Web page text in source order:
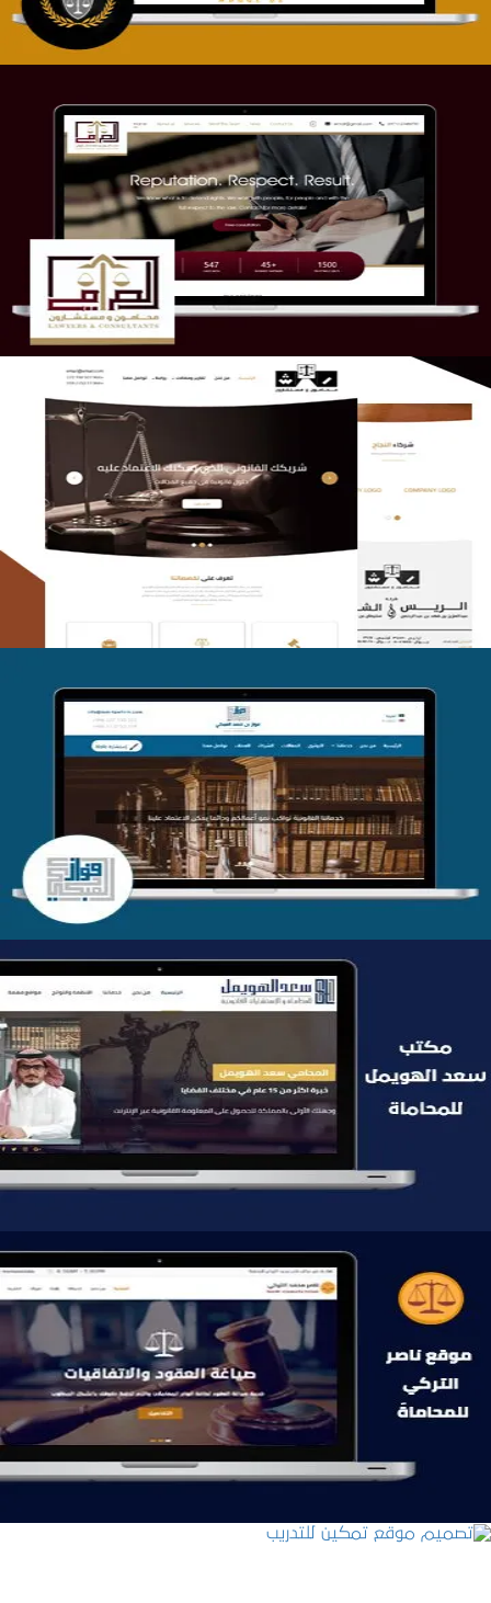
موقع الصرامي للمحاماة
التفاصيل
الريس والشعلان للمحاماة
التفاصيل
موقع فواز المبكي للمحاماة
التفاصيل
موقع سعد الهويمل للمحاماة
التفاصيل
موقع ناصر التركي للمحاماة
التفاصيل